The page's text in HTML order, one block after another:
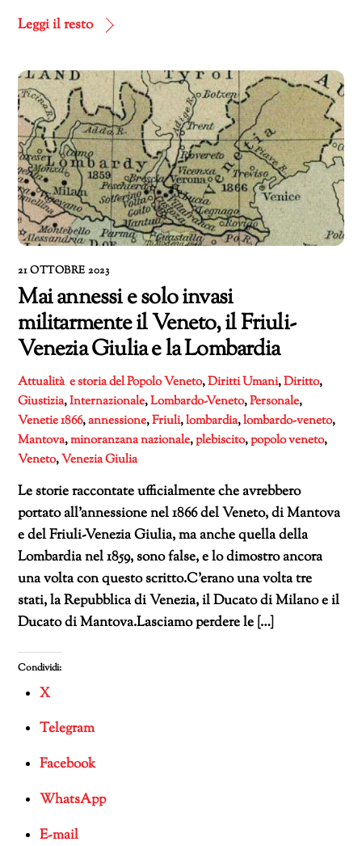
corso…
Leggi il resto
21 OTTOBRE 2023
Mai annessi e solo invasi
militarmente il Veneto, il Friuli-
Venezia Giulia e la Lombardia
Attualità e storia del Popolo Veneto,Diritti Umani,Diritto,
Giustizia,Internazionale,Lombardo-Veneto,Personale,
Venetie1866,annessione,Friuli,lombardia,lombardo-veneto,
Mantova,minoranzana nazionale,plebiscito,popolo veneto,
Veneto,Venezia Giulia
Le storie raccontate ufficialmente che avrebbero
portato all’annessione nel 1866 del Veneto, di Mantova
e del Friuli-Venezia Giulia, ma anche quella della
Lombardia nel 1859, sono false, e lo dimostro ancora
una volta con questo scritto.C’erano una volta tre
stati, la Repubblica di Venezia, il Ducato di Milano e il
Ducato di Mantova.Lasciamo perdere le […]
Condividi:
X
Telegram
Facebook
WhatsApp
E-mail